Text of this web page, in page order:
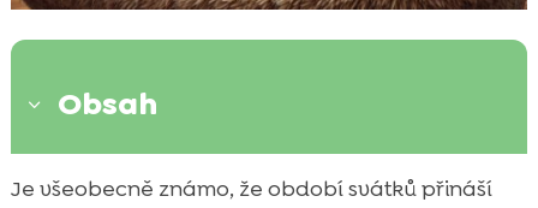
3 Obsah
 Úvod
Je všeobecně známo, že období svátků přináší